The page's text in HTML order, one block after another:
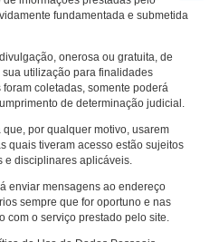
fundamentada e submetida
onerosa ou gratuita, de
utilização para finalidades
coletadas, somente poderá
de determinação judicial.
por qualquer motivo, usarem
quais tiveram acesso estão sujeitos
e disciplinares aplicáveis.
enviar mensagens ao endereço
sempre que for oportuno e nas
com o serviço prestado pelo site.